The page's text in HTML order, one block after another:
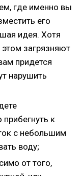
где именно вы
его
идея. Хотя
загрязняют
придется
нарушить
к
с небольшим
воду;
от того,